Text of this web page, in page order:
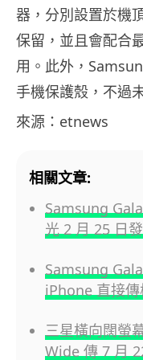
器，分別設置於機
保留，並且會配合
用。此外，
手機保護殼，不過
來源：etnews
相關文章:
Samsung
光 2 月 25 日
Samsung
iPhone 直接
三星橫向闊螢
Wide 傳 7 月